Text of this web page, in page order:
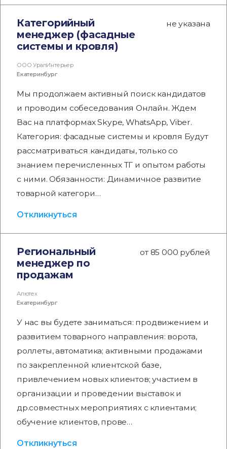
Категорийный
менеджер (фасадные
системы и кровля)
не указана
ООО УралИнтерьер
Екатеринбург
Мы продолжаем активный поиск кандидатов
и проводим собеседования Онлайн. Ждем
Вас на платформах Skype, WhatsApp, Viber.
Категория: фасадные системы и кровля Будут
рассматриваться кандидаты, только со
знанием перечисленных ТГ и опытом работы
с ними. Обязанности: Динамичное развитие
товарной категори…
Откликнуться
Региональный
менеджер по
продажам
от 85 000 рублей
Алютех
Екатеринбург
У нас вы будете заниматься: продвижением и
развитием товарного направления: ворота,
роллеты, автоматика; активными продажами
по закрепленной клиентской базе,
привлечением новых клиентов; участием в
организации и проведении выставок и
др.совместных мероприятиях с клиентами;
обучение клиентов, прове…
Откликнуться